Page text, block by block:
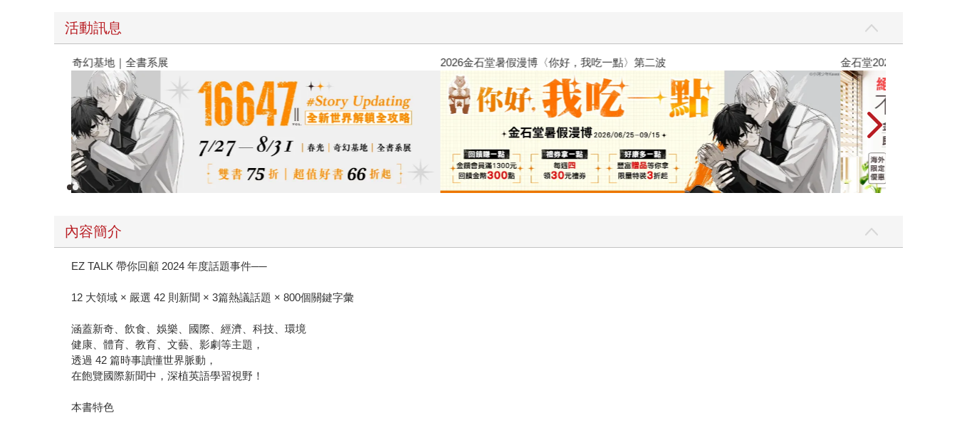
活動訊息
春光ｘ奇幻基地｜全書系展 2026金石堂暑假漫博〈你好，我吃一點〉第二波 金石堂2026海
內容簡介
EZ TALK 帶你回顧 2024 年度話題事件──
12 大領域 × 嚴選 42 則新聞 × 3篇熱議話題 × 800個關鍵字彙
涵蓋新奇、飲食、娛樂、國際、經濟、科技、環境
健康、體育、教育、文藝、影劇等主題，
透過 42 篇時事讀懂世界脈動，
在飽覽國際新聞中，深植英語學習視野！
本書特色